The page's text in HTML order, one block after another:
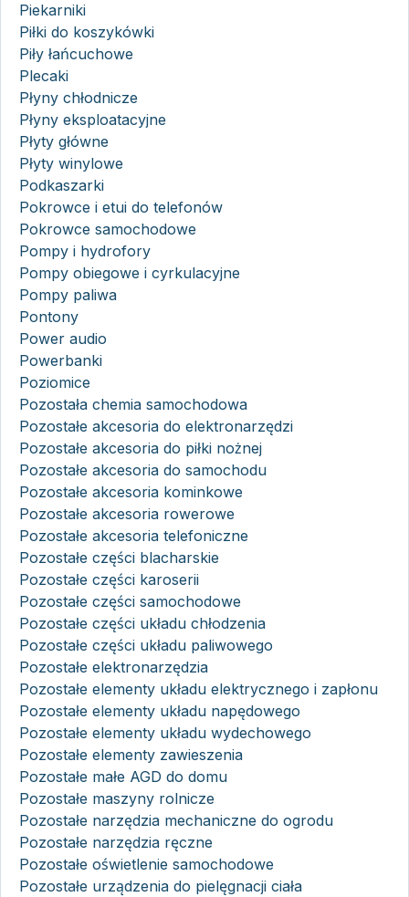
Piekarniki
Piłki do koszykówki
Piły łańcuchowe
Plecaki
Płyny chłodnicze
Płyny eksploatacyjne
Płyty główne
Płyty winylowe
Podkaszarki
Pokrowce i etui do telefonów
Pokrowce samochodowe
Pompy i hydrofory
Pompy obiegowe i cyrkulacyjne
Pompy paliwa
Pontony
Power audio
Powerbanki
Poziomice
Pozostała chemia samochodowa
Pozostałe akcesoria do elektronarzędzi
Pozostałe akcesoria do piłki nożnej
Pozostałe akcesoria do samochodu
Pozostałe akcesoria kominkowe
Pozostałe akcesoria rowerowe
Pozostałe akcesoria telefoniczne
Pozostałe części blacharskie
Pozostałe części karoserii
Pozostałe części samochodowe
Pozostałe części układu chłodzenia
Pozostałe części układu paliwowego
Pozostałe elektronarzędzia
Pozostałe elementy układu elektrycznego i zapłonu
Pozostałe elementy układu napędowego
Pozostałe elementy układu wydechowego
Pozostałe elementy zawieszenia
Pozostałe małe AGD do domu
Pozostałe maszyny rolnicze
Pozostałe narzędzia mechaniczne do ogrodu
Pozostałe narzędzia ręczne
Pozostałe oświetlenie samochodowe
Pozostałe urządzenia do pielęgnacji ciała